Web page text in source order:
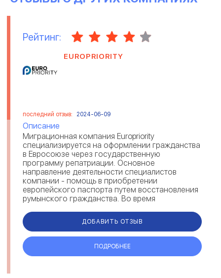
Рейтинг:
EUROPRIORITY
последний отзыв: 2024-06-09
Описание
Миграционная компания Europriority
специализируется на оформлении гражданства
в Евросоюзе через государственную
программу репатриации. Основное
направление деятельности специалистов
компании - помощь в приобретении
европейского паспорта путем восстановления
румынского гражданства. Во время
предоставляют содействие на каждом эт...
ДОБАВИТЬ ОТЗЫВ
ПОДРОБНЕЕ